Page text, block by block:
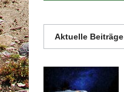
Aktuelle Beiträge